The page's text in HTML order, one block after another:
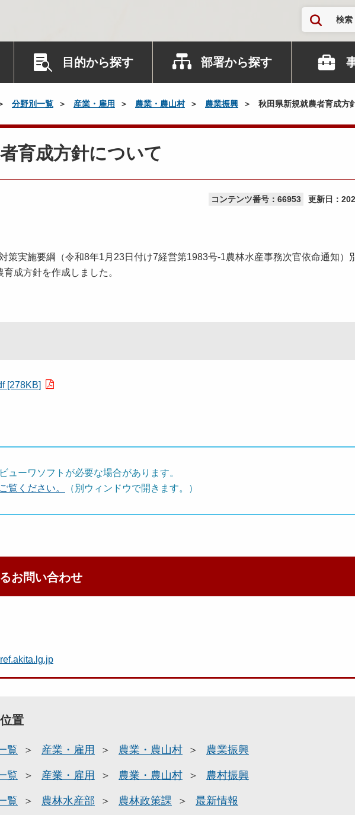
検索
目的から探す 部署から探す
分野別一覧 産業・雇用 農業・農山村 農業振興 秋田県新規就農者育成方
育成方針について
コンテンツ番号：66953 更新日：
策実施要綱（令和8年1月23日付け7経営第1983号-1農林水産事務次官依命通知）
成方針を作成しました。
[278KB]
ューワソフトが必要な場合があります。
覧ください。
（別ウィンドウで開きます。）
お問い合わせ
置
覧 産業・雇用 農業・農山村 農業振興
覧 産業・雇用 農業・農山村 農村振興
覧 農林水産部 農林政策課 最新情報